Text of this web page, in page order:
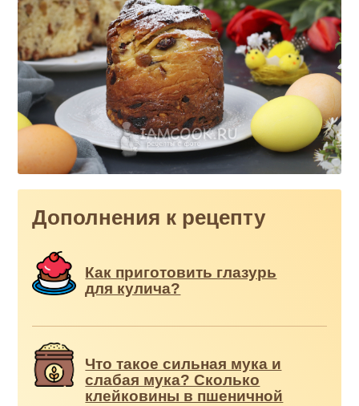
Дополнения к рецепту
Как приготовить глазурь
для кулича?
Что такое сильная мука и
слабая мука? Сколько
клейковины в пшеничной